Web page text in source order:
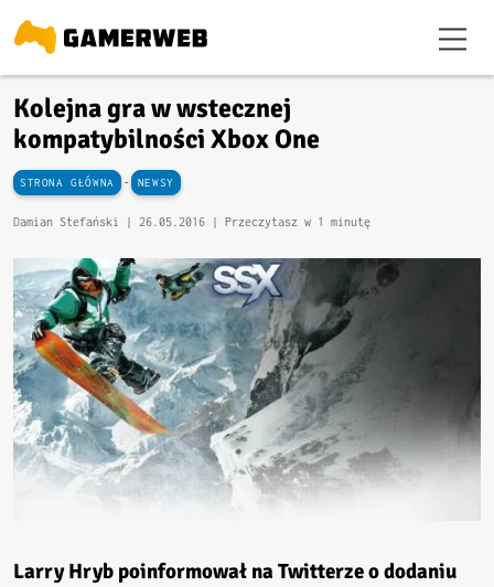
Kolejna gra w wstecznej
kompatybilności Xbox One
STRONA GŁÓWNA - NEWSY
Damian Stefański | 26.05.2016 | Przeczytasz w 1 minutę
Larry Hryb poinformował na Twitterze o dodaniu